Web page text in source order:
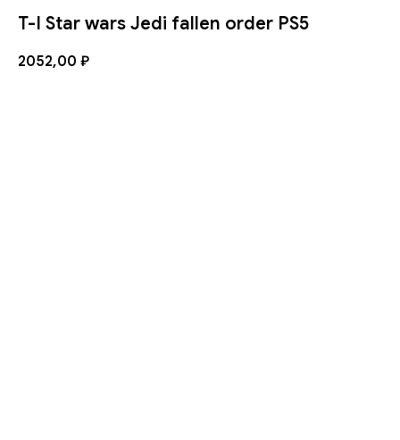
T-I Star wars Jedi fallen order PS5
2052,00 ₽